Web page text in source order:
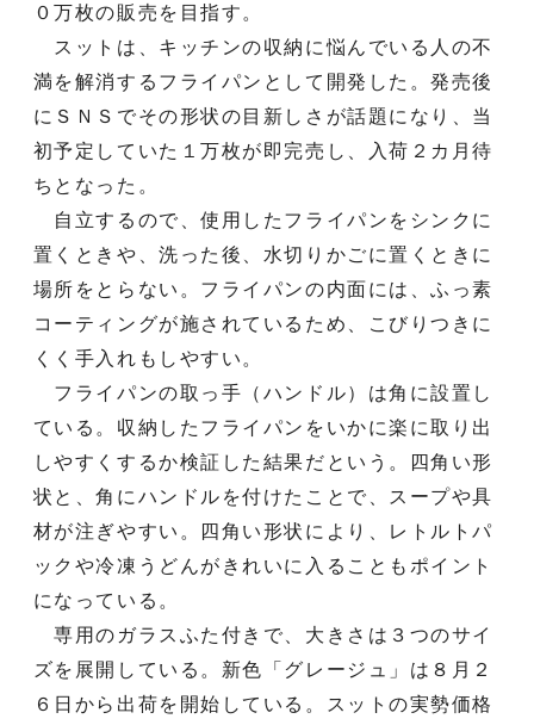
０万枚の販売を目指す。
スットは、キッチンの収納に悩んでいる人の不
満を解消するフライパンとして開発した。発売後
にＳＮＳでその形状の目新しさが話題になり、当
初予定していた１万枚が即完売し、入荷２カ月待
ちとなった。
自立するので、使用したフライパンをシンクに
置くときや、洗った後、水切りかごに置くときに
場所をとらない。フライパンの内面には、ふっ素
コーティングが施されているため、こびりつきに
くく手入れもしやすい。
フライパンの取っ手（ハンドル）は角に設置し
ている。収納したフライパンをいかに楽に取り出
しやすくするか検証した結果だという。四角い形
状と、角にハンドルを付けたことで、スープや具
材が注ぎやすい。四角い形状により、レトルトパ
ックや冷凍うどんがきれいに入ることもポイント
になっている。
専用のガラスふた付きで、大きさは３つのサイ
ズを展開している。新色「グレージュ」は８月２
６日から出荷を開始している。スットの実勢価格